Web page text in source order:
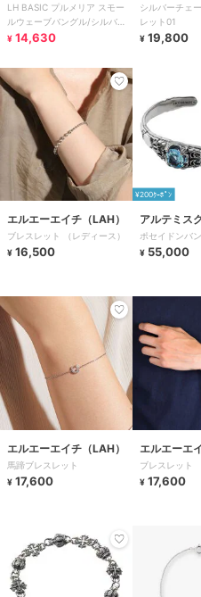
LH BASIC プルメリア スモー
ルウェーブバングル/シルバー
925
¥ 14,630
シルバーチェ
レット01
¥ 19,800
エルエーエイチ（LAH）
ブレスレット （レディース）
¥ 16,500
¥200ｸｰﾎﾟﾝ
アルテミス
ポセイドンバ
¥ 55,000
エルエーエイチ（LAH）
馬蹄ブレスレット
¥ 17,600
エルエーエ
ブレスレット
¥ 17,600